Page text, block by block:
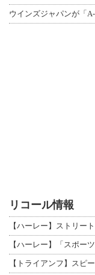
ウインズジャパンが「
リコール情報
【ハーレー】ストリー
【トライアンフ】スピ